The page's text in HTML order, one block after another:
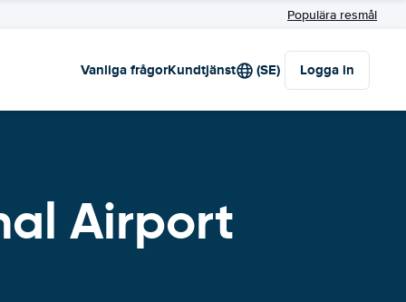
Populära resmål
Vanliga frågorKundtjänst (SE) Logga in
Airport